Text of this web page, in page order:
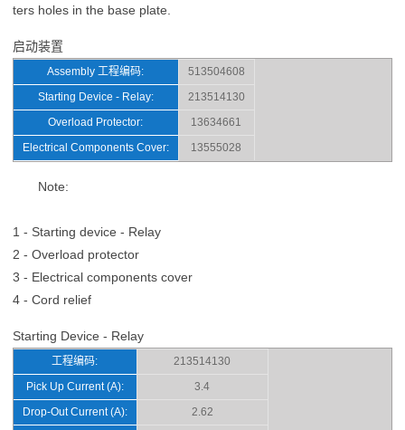
ters holes in the base plate.
启动装置
Assembly 工程编码:
513504608
Starting Device - Relay:
213514130
Overload Protector:
13634661
Electrical Components Cover:
13555028
Note:
1 - Starting device - Relay
2 - Overload protector
3 - Electrical components cover
4 - Cord relief
Starting Device - Relay
工程编码:
213514130
Pick Up Current (A):
3.4
Drop-Out Current (A):
2.62